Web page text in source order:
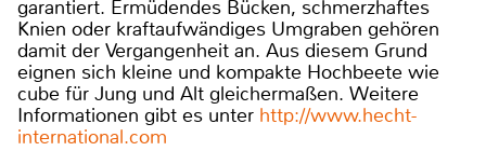
garantiert. Ermüdendes Bücken, schmerzhaftes
Knien oder kraftaufwändiges Umgraben gehören
damit der Vergangenheit an. Aus diesem Grund
eignen sich kleine und kompakte Hochbeete wie
cube für Jung und Alt gleichermaßen. Weitere
Informationen gibt es unter http://www.hecht-
international.com